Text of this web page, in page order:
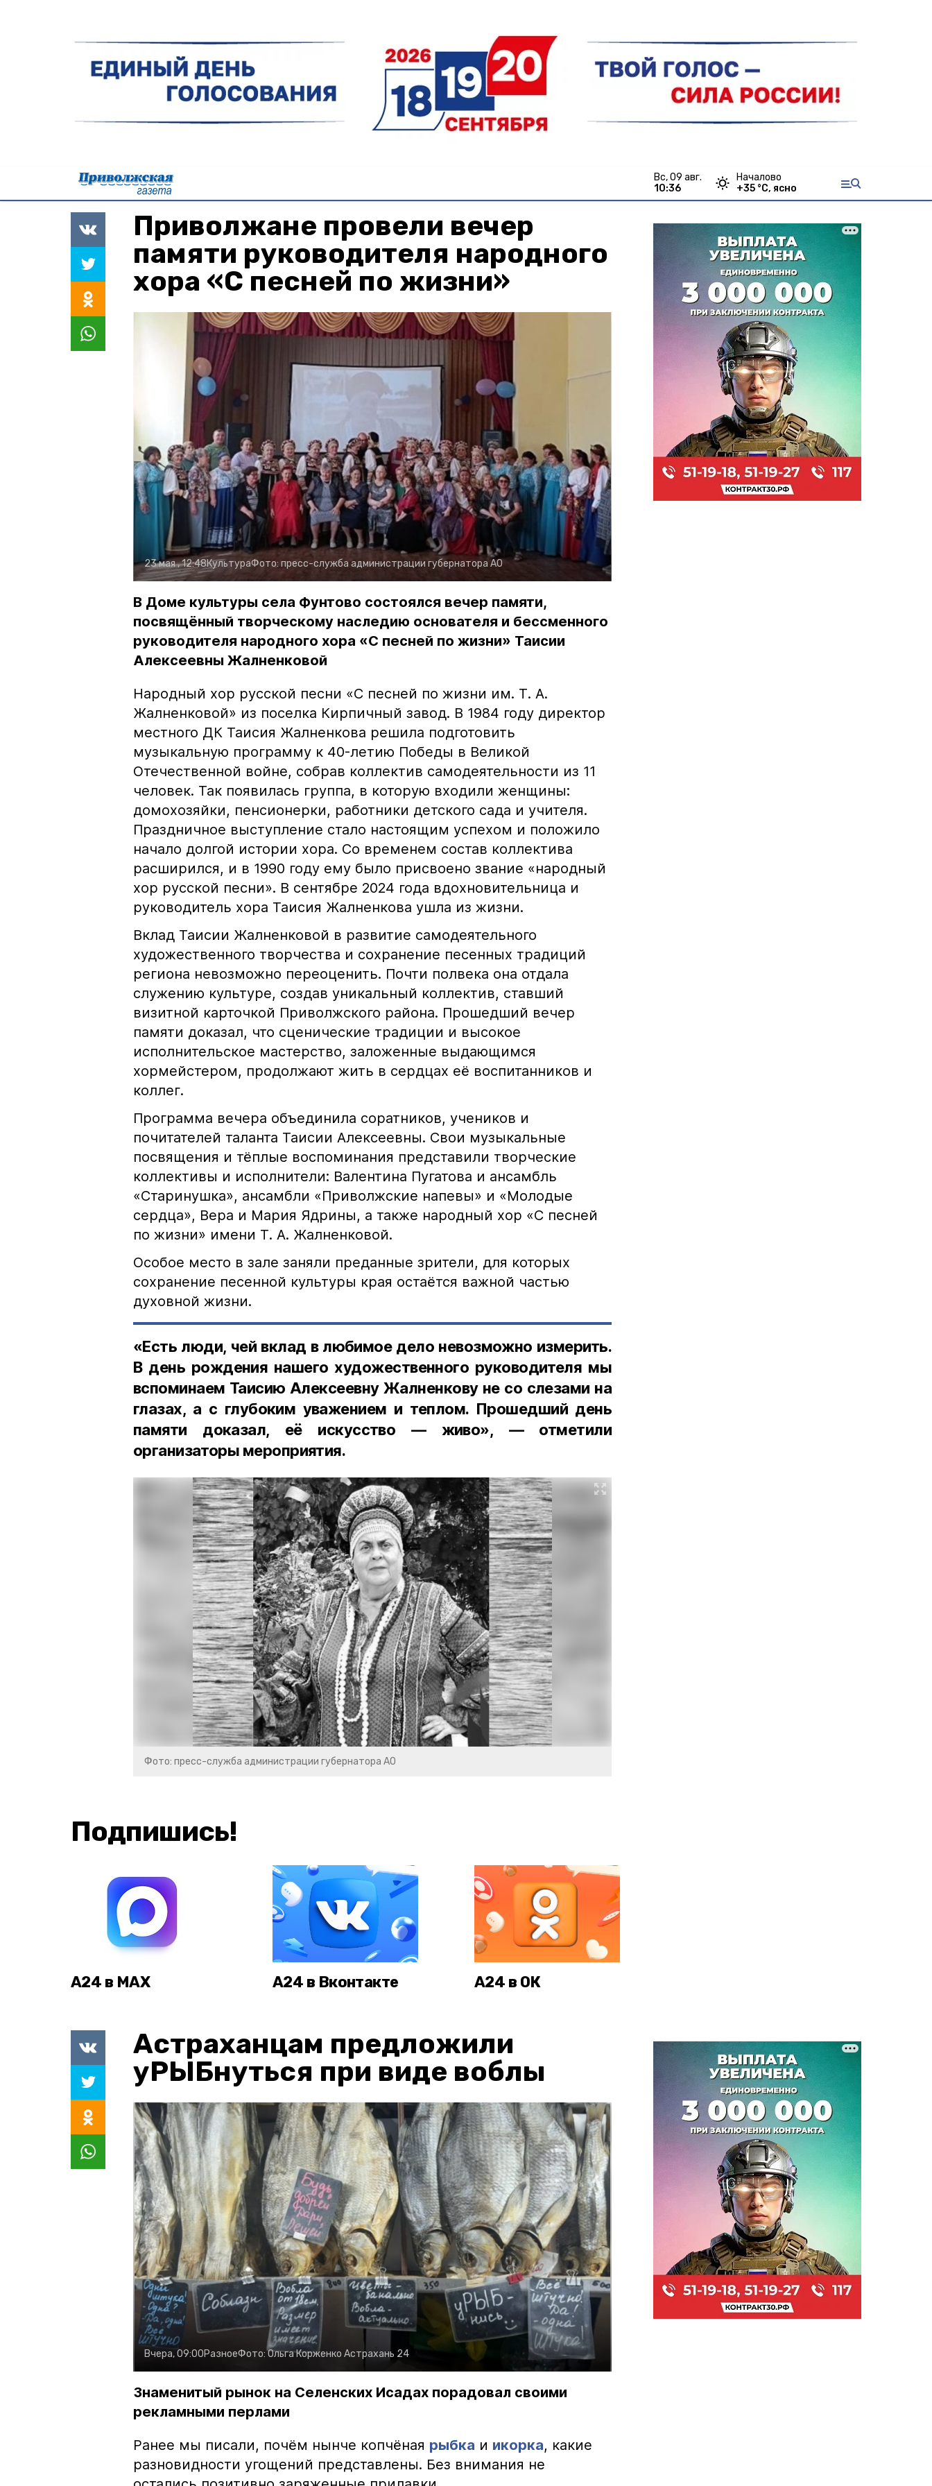
вс, 09 авг.
10:36
Началово
+35 °С, ясно
Приволжане провели вечер
памяти руководителя народного
хора «С песней по жизни»
23 мая , 12:48КультураФото: пресс-служба администрации губернатора АО
В Доме культуры села Фунтово состоялся вечер памяти,
посвящённый творческому наследию основателя и бессменного
руководителя народного хора «С песней по жизни» Таисии
Алексеевны Жалненковой
Народный хор русской песни «С песней по жизни им. Т. А.
Жалненковой» из поселка Кирпичный завод. В 1984 году директор
местного ДК Таисия Жалненкова решила подготовить
музыкальную программу к 40-летию Победы в Великой
Отечественной войне, собрав коллектив самодеятельности из 11
человек. Так появилась группа, в которую входили женщины:
домохозяйки, пенсионерки, работники детского сада и учителя.
Праздничное выступление стало настоящим успехом и положило
начало долгой истории хора. Со временем состав коллектива
расширился, и в 1990 году ему было присвоено звание «народный
хор русской песни». В сентябре 2024 года вдохновительница и
руководитель хора Таисия Жалненкова ушла из жизни.
Вклад Таисии Жалненковой в развитие самодеятельного
художественного творчества и сохранение песенных традиций
региона невозможно переоценить. Почти полвека она отдала
служению культуре, создав уникальный коллектив, ставший
визитной карточкой Приволжского района. Прошедший вечер
памяти доказал, что сценические традиции и высокое
исполнительское мастерство, заложенные выдающимся
хормейстером, продолжают жить в сердцах её воспитанников и
коллег.
Программа вечера объединила соратников, учеников и
почитателей таланта Таисии Алексеевны. Свои музыкальные
посвящения и тёплые воспоминания представили творческие
коллективы и исполнители: Валентина Пугатова и ансамбль
«Старинушка», ансамбли «Приволжские напевы» и «Молодые
сердца», Вера и Мария Ядрины, а также народный хор «С песней
по жизни» имени Т. А. Жалненковой.
Особое место в зале заняли преданные зрители, для которых
сохранение песенной культуры края остаётся важной частью
духовной жизни.
«Есть люди, чей вклад в любимое дело невозможно измерить.
В день рождения нашего художественного руководителя мы
вспоминаем Таисию Алексеевну Жалненкову не со слезами на
глазах, а с глубоким уважением и теплом. Прошедший день
памяти доказал, её искусство — живо», — отметили
организаторы мероприятия.
Фото: пресс-служба администрации губернатора АО
Подпишись!
А24 в MAX А24 в Вконтакте А24 в ОК
Астраханцам предложили
уРЫБнуться при виде воблы
Вчера, 09:00РазноеФото:Ольга Корженко Астрахань 24
Знаменитый рынок на Селенских Исадах порадовал своими
рекламными перлами
Ранее мы писали, почём нынче копчёная рыбка и икорка, какие
разновидности угощений представлены. Без внимания не